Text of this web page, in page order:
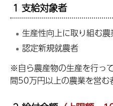
1 支給対象者
生産性向上に取り組む
認定新規就農者
※自ら農産物の生産を行っ
間50万円以上の農業を営む